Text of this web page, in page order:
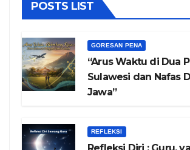
POSTS LIST
GORESAN PENA
“Arus Waktu di Dua
Sulawesi dan Nafas
Jawa”
REFLEKSI